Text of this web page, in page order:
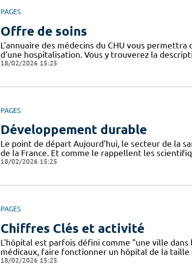
PAGES
Offre de soins
L'annuaire des médecins du CHU vous
d'une hospitalisation. Vous y trouverez la
18/02/2026 15:25
PAGES
Développement durable
Le point de départ Aujourd'hui, le secteur de la
de la France. Et comme le rappellent les
18/02/2026 15:25
PAGES
Chiffres Clés et activité
L'hôpital est parfois défini comme "une ville
médicaux, faire fonctionner un hôpital de la
18/02/2026 15:25